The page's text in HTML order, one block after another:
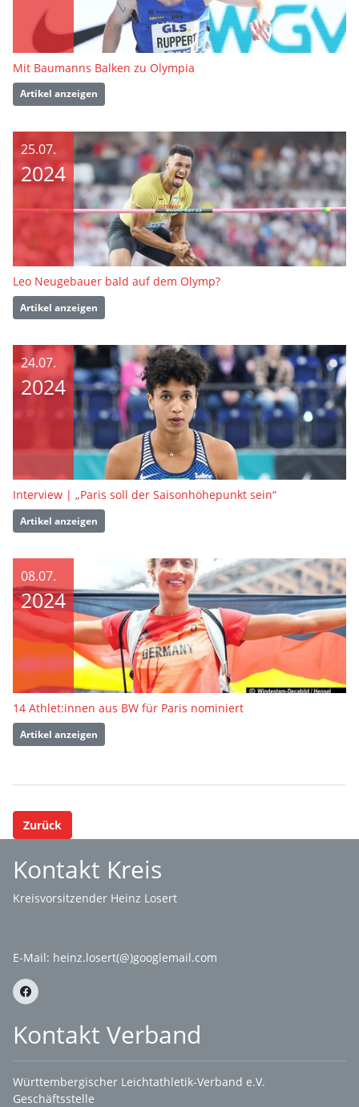
Mit Baumanns Balken zu Olympia
Artikel anzeigen
25.07.
2024
Leo Neugebauer bald auf dem Olymp?
Artikel anzeigen
24.07.
2024
Interview | „Paris soll der Saisonhöhepunkt sein“
Artikel anzeigen
08.07.
2024
14 Athlet:innen aus BW für Paris nominiert
Artikel anzeigen
Zurück
Kontakt Kreis
Kreisvorsitzender Heinz Losert
E-Mail: heinz.losert(@)googlemail.com
Kontakt Verband
Württembergischer Leichtathletik-Verband e.V.
Geschäftsstelle